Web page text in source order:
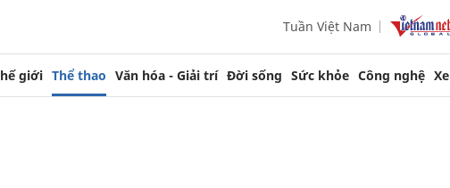
Tuần Việt Nam
giới Thể thao Văn hóa - Giải trí Đời sống Sức khỏe Công nghệ Xe